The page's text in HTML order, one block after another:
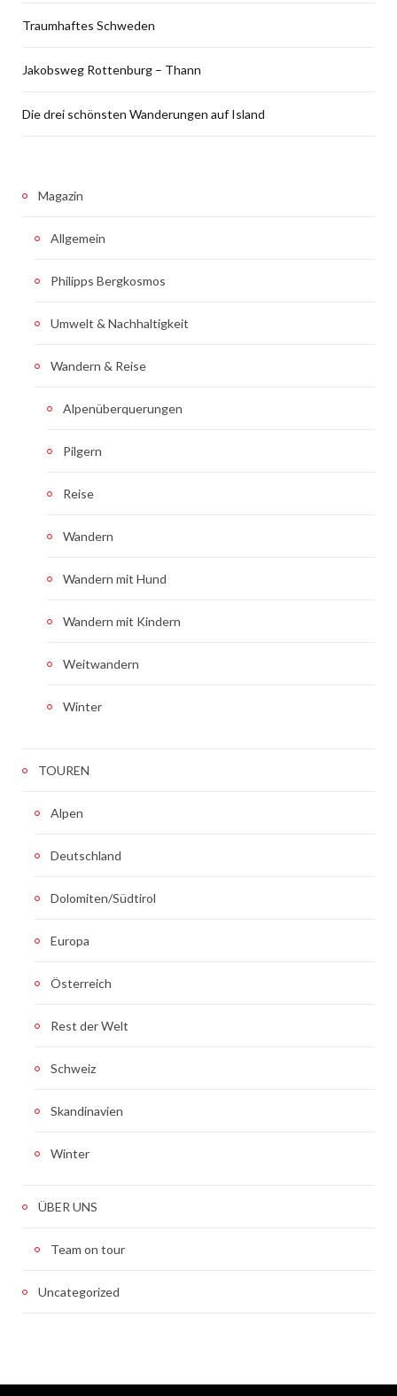
Traumhaftes Schweden
Jakobsweg Rottenburg – Thann
Die drei schönsten Wanderungen auf Island
Magazin
Allgemein
Philipps Bergkosmos
Umwelt & Nachhaltigkeit
Wandern & Reise
Alpenüberquerungen
Pilgern
Reise
Wandern
Wandern mit Hund
Wandern mit Kindern
Weitwandern
Winter
TOUREN
Alpen
Deutschland
Dolomiten/Südtirol
Europa
Österreich
Rest der Welt
Schweiz
Skandinavien
Winter
ÜBER UNS
Team on tour
Uncategorized